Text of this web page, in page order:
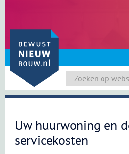
content
Uw huurwoning en
servicekosten